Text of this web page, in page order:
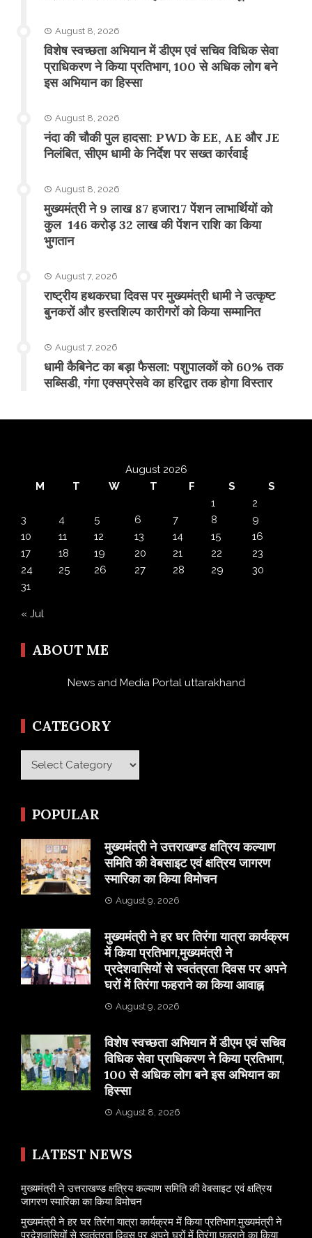
August 8, 2026
विशेष स्वच्छता अभियान में डीएम एवं सचिव विधिक सेवा
प्राधिकरण ने किया प्रतिभाग, 100 से अधिक लोग बने
इस अभियान का हिस्सा
August 8, 2026
नंदा की चौकी पुल हादसा: PWD के EE, AE और JE
निलंबित, सीएम धामी के निर्देश पर सख्त कार्रवाई
August 8, 2026
मुख्यमंत्री ने 9 लाख 87 हजार17 पेंशन लाभार्थियों को
कुल 146 करोड़ 32 लाख की पेंशन राशि का किया
भुगतान
August 7, 2026
राष्ट्रीय हथकरघा दिवस पर मुख्यमंत्री धामी ने उत्कृष्ट
बुनकरों और हस्तशिल्प कारीगरों को किया सम्मानित
August 7, 2026
​धामी कैबिनेट का बड़ा फैसला: पशुपालकों को 60% तक
सब्सिडी, गंगा एक्सप्रेसवे का हरिद्वार तक होगा विस्तार
August 2026
M
T W T F S
S
1
2
3
4 5 6 7 8
9
10
11 12 13 14 15
16
17
18 19 20 21 22
23
24
25 26 27 28 29
30
31
« Jul
ABOUT ME
News and Media Portal uttarakhand
CATEGORY
Category
POPULAR
मुख्यमंत्री ने उत्तराखण्ड क्षत्रिय कल्याण
समिति की वेबसाइट एवं क्षत्रिय जागरण
स्मारिका का किया विमोचन
August 9, 2026
मुख्यमंत्री ने हर घर तिरंगा यात्रा कार्यक्रम
में किया प्रतिभाग,मुख्यमंत्री ने
प्रदेशवासियों से स्वतंत्रता दिवस पर अपने
घरों में तिरंगा फहराने का किया आवाह्न
August 9, 2026
विशेष स्वच्छता अभियान में डीएम एवं सचिव
विधिक सेवा प्राधिकरण ने किया प्रतिभाग,
100 से अधिक लोग बने इस अभियान का
हिस्सा
August 8, 2026
LATEST NEWS
मुख्यमंत्री ने उत्तराखण्ड क्षत्रिय कल्याण समिति की वेबसाइट एवं क्षत्रिय
जागरण स्मारिका का किया विमोचन
मुख्यमंत्री ने हर घर तिरंगा यात्रा कार्यक्रम में किया प्रतिभाग,मुख्यमंत्री ने
प्रदेशवासियों से स्वतंत्रता दिवस पर अपने घरों में तिरंगा फहराने का किया